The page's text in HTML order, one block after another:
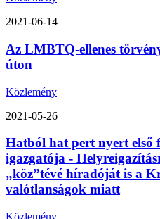
2021-06-14
Az LMBTQ-ellenes
úton
Közlemény
2021-05-26
Hatból hat pert nyert
igazgatója -
„köz”tévé híradóját is a
valótlanságok miatt
Közlemény